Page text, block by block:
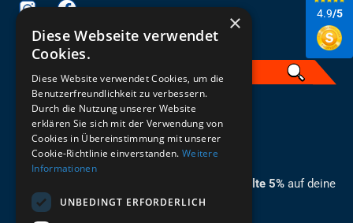
4.9/5
ZUM NEWSLETTER ANMELDEN
Melde dich jetzt zum Newsletter an und erhalte 5% auf deine
erste Bestellung.
German
×
Diese Webseite verwendet
Cookies.
Diese Website verwendet Cookies, um die
Benutzerfreundlichkeit zu verbessern.
Durch die Nutzung unserer Website
erklären Sie sich mit der Verwendung von
Cookies in Übereinstimmung mit unserer
Cookie-Richtlinie einverstanden. Weitere
Informationen
UNBEDINGT ERFORDERLICH